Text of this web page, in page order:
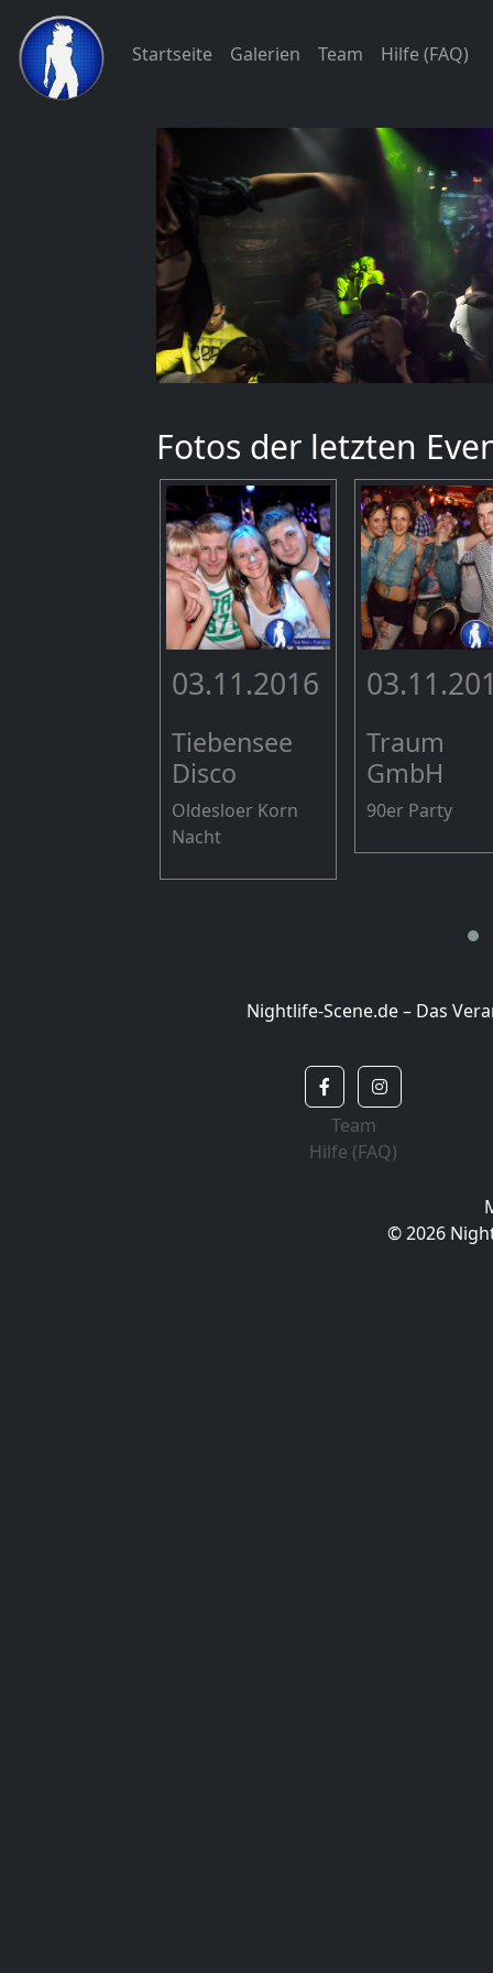
Startseite Galerien Team Hilfe (FAQ)
Fotos der letzten
03.11.2016
Tiebensee
Disco
Oldesloer Korn
Nacht
Traum
GmbH
90er Party
Nightlife-Scene.de – Das
Team
Hilfe (FAQ)
© 2026